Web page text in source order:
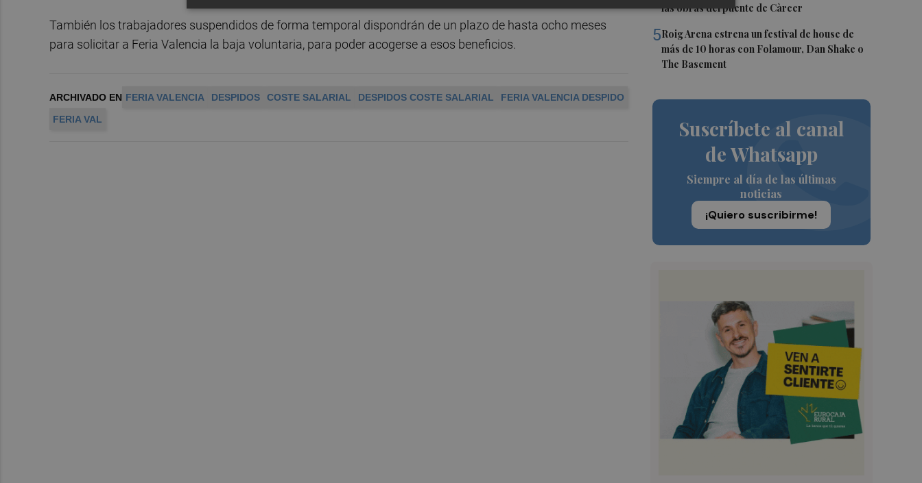
las obras del puente de Càrcer
5Roig Arena estrena un festival de house de
más de 10 horas con Folamour, Dan Shake o
The Basement
Suscríbete al canal
de Whatsapp
Siempre al día de las últimas
noticias
¡Quiero suscribirme!
También los trabajadores suspendidos de forma temporal dispondrán de un plazo de hasta ocho meses
para solicitar a Feria Valencia la baja voluntaria, para poder acogerse a esos beneficios.
ARCHIVADO EN FERIA VALENCIA DESPIDOS COSTE SALARIAL DESPIDOS COSTE SALARIAL
FERIA VALENCIA DESPIDO
FERIA VAL